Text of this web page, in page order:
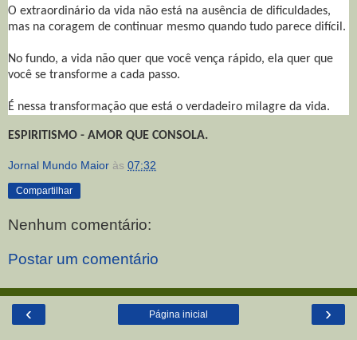
O extraordinário da vida não está na ausência de dificuldades,
mas na coragem de continuar mesmo quando tudo parece difícil.
No fundo, a vida não quer que você vença rápido, ela quer que
você se transforme a cada passo.
É nessa transformação que está o verdadeiro milagre da vida.
ESPIRITISMO - AMOR QUE CONSOLA.
Jornal Mundo Maior às 07:32
Compartilhar
Nenhum comentário:
Postar um comentário
‹ ›
Página inicial